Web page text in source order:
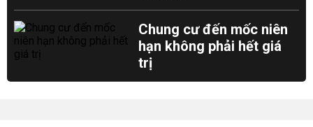
Chung cư đến mốc niên
hạn không phải hết giá
trị